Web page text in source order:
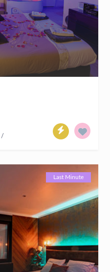
/
Last Minute